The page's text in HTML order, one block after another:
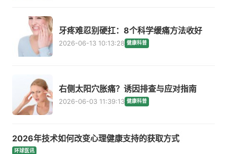
牙疼难忍别硬扛：8个科学缓痛方法收好
2026-06-13 10:13:28 健康科普
右侧太阳穴胀痛？诱因排查与应对指南
2026-06-03 11:39:13 健康科普
2026年技术如何改变心理健康支持的获取方式
环球医讯